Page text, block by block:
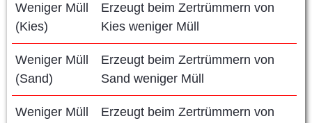
Weniger Müll
(Kies)
Erzeugt beim Zertrümmern von
Kies weniger Müll
Weniger Müll
(Sand)
Erzeugt beim Zertrümmern von
Sand weniger Müll
Weniger Müll
Erzeugt beim Zertrümmern von